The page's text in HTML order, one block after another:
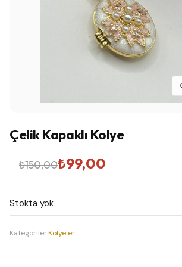
Çelik Kapaklı Kolye
₺150,00
Orijinal
₺150,00.
₺99,00
Şu
fiyat:
₺99,00.
Stokta yok
Kategoriler:Kolyeler